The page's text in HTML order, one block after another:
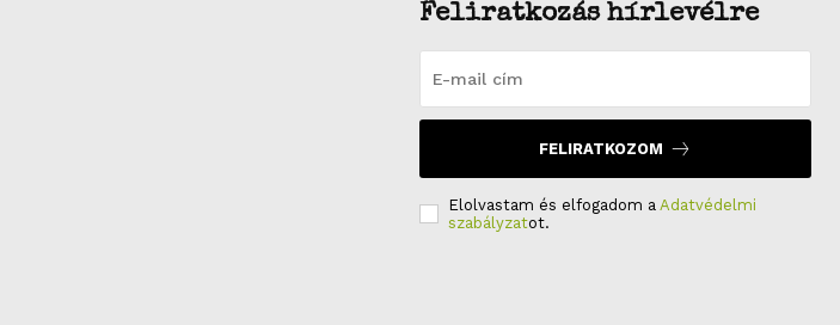
Feliratkozás hírlevélre
FELIRATKOZOM
Elolvastam és elfogadom a Adatvédelmi
szabályzatot.